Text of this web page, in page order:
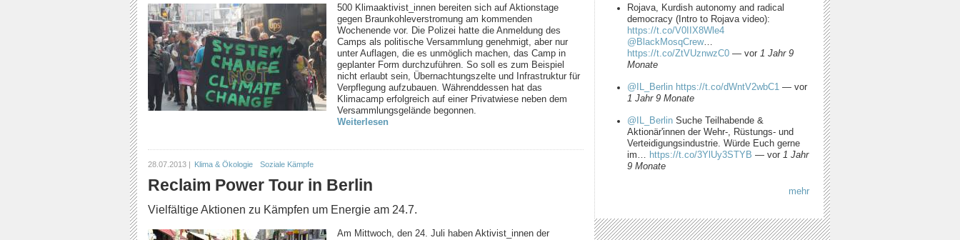
500 Klimaaktivist_innen bereiten sich auf Aktionstage
gegen Braunkohleverstromung am kommenden
Wochenende vor. Die Polizei hatte die Anmeldung des
Camps als politische Versammlung genehmigt, aber nur
unter Auflagen, die es unmöglich machen, das Camp in
geplanter Form durchzuführen. So soll es zum Beispiel
nicht erlaubt sein, Übernachtungszelte und Infrastruktur für
Verpflegung aufzubauen. Währenddessen hat das
Klimacamp erfolgreich auf einer Privatwiese neben dem
Versammlungsgelände begonnen.
Weiterlesen
28.07.2013 | Klima & Ökologie Soziale Kämpfe
Reclaim Power Tour in Berlin
Vielfältige Aktionen zu Kämpfen um Energie am 24.7.
Am Mittwoch, den 24. Juli haben Aktivist_innen der
Rojava, Kurdish autonomy and radical
democracy (Intro to Rojava video):
https://t.co/V0IIX8Wle4
@BlackMosqCrew…
https://t.co/ZtVUznwzC0 —vor1 Jahr 9
Monate
@IL_Berlin https://t.co/dWntV2wbC1 —vor
1 Jahr 9 Monate
@IL_Berlin Suche Teilhabende &
Aktionär'innen der Wehr-, Rüstungs- und
Verteidigungsindustrie. Würde Euch gerne
im… https://t.co/3YlUy3STYB —vor1 Jahr
9 Monate
mehr